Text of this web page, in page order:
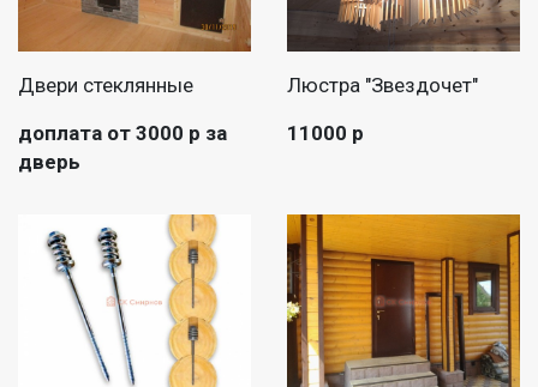
Двери стеклянные
доплата от 3000 р за
дверь
Люстра "Звездочет"
11000 р